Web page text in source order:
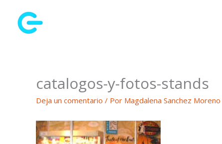
contenido
catalogos-y-fotos-stands
Deja un comentario / Por Magdalena Sanchez Moreno